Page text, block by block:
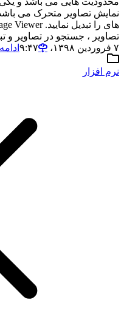
نمایش تصاویر متحرک می
تصاویر ، جستجو در تصاویر و
۷ فروردین ۱۳۹۸،‏ ۹:۴۷
نرم افزار